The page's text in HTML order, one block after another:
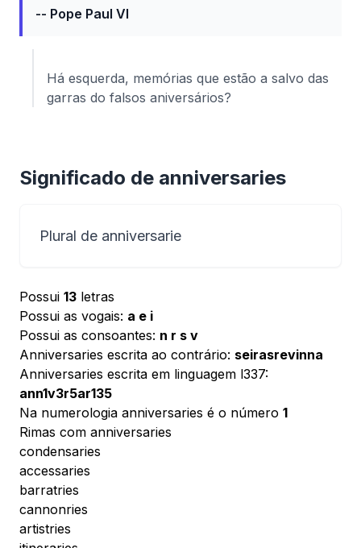
-- Pope Paul VI
Há esquerda, memórias que estão a salvo das
garras do falsos aniversários?
Significado de anniversaries
Plural de anniversarie
Possui 13 letras
Possui as vogais: a e i
Possui as consoantes: n r s v
Anniversaries escrita ao contrário: seirasrevinna
Anniversaries escrita em linguagem l337:
ann1v3r5ar135
Na numerologia anniversaries é o número 1
Rimas com anniversaries
condensaries
accessaries
barratries
cannonries
artistries